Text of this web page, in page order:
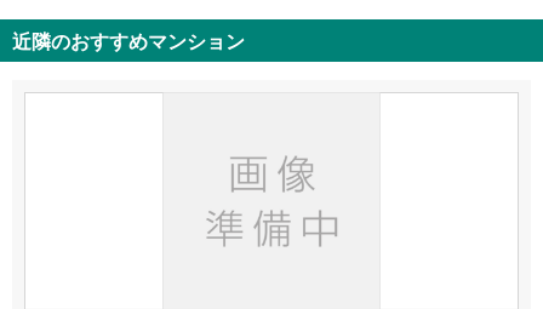
近隣のおすすめマンション